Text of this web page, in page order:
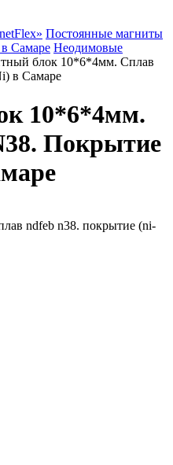
Постоянные магниты
Самаре Неодимовые
блок 10*6*4мм. Сплав
в Самаре
10*6*4мм.
Покрытие